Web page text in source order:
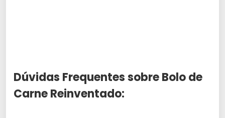
Dúvidas Frequentes sobre Bolo de
Carne Reinventado: